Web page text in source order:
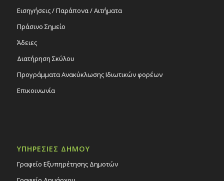
Εισηγήσεις / Παράπονα / Αιτήματα
Πράσινο Σημείο
Άδειες
Διατήρηση Σκύλου
Προγράμματα Ανακύκλωσης Ιδιωτικών φορέων
Επικοινωνία
ΥΠΗΡΕΣΙΕΣ ΔΗΜΟΥ
Γραφείο Εξυπηρέτησης Δημοτών